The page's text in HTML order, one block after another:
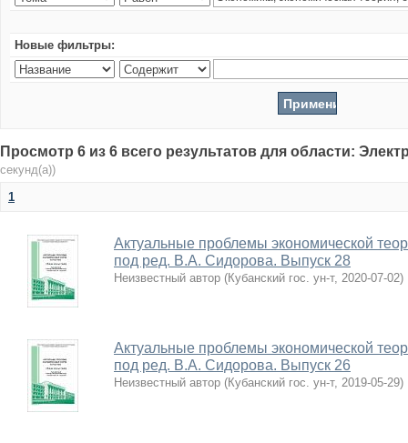
Новые фильтры:
Просмотр 6 из 6 всего результатов для области:
секунд(а))
1
Актуальные проблемы экономической
под ред. В.А. Сидорова. Выпуск 28
Неизвестный автор (Кубанский гос. ун-т, 2020-07-02)
Актуальные проблемы экономической
под ред. В.А. Сидорова. Выпуск 26
Неизвестный автор (Кубанский гос. ун-т, 2019-05-29)